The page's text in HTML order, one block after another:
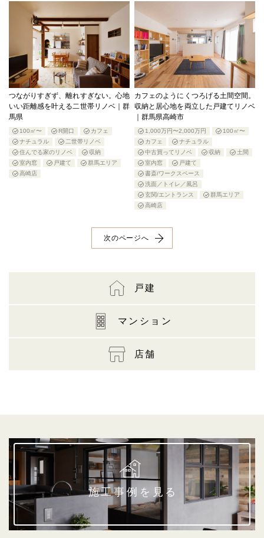
つながりすぎず、離れすぎない。心地
いい距離感を叶える二世帯リノベ｜群
馬県
100㎡〜 R開口
カフェ
ナチュラル
二世帯リノベ
住んでる家のリノベ
収納
室内窓
戸建て
群馬エリア
高崎店
カフェのようにくつろげる土間空間。
収納と居心地を両立した戸建てリノベ
｜群馬県高崎市
1,000万円〜2,000万円
100㎡〜
カフェ
ナチュラル
中古買ってリノベ
収納
土間
室内窓
戸建て
書斎/ワークスペース
洗面／トイレ／風呂
玄関/エントランス
群馬エリア
高崎店
次のページへ
戸建
マンション
店舗
施工事例を見る